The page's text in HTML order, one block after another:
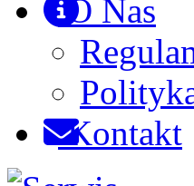
O Nas
Kontakt